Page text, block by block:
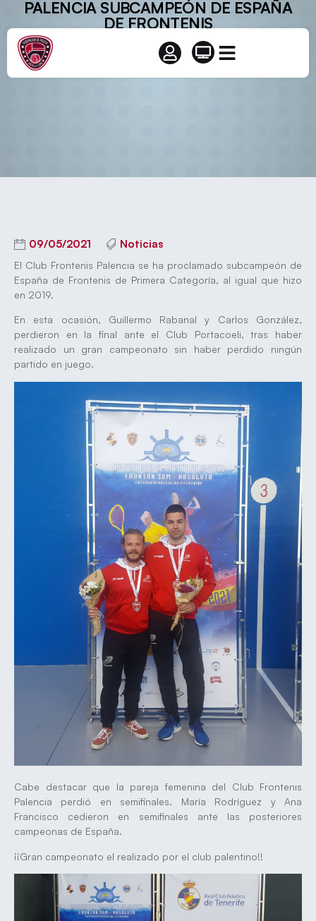
PALENCIA SUBCAMPEÓN DE ESPAÑA
DE FRONTENIS
09/05/2021 Noticias
El Club Frontenis Palencia se ha proclamado subcampeón de
España de Frontenis de Primera Categoría, al igual que hizo
en 2019.
En esta ocasión, Guillermo Rabanal y Carlos González,
perdieron en la final ante el Club Portacoeli, tras haber
realizado un gran campeonato sin haber perdido ningún
partido en juego.
Cabe destacar que la pareja femenina del Club Frontenis
Palencia perdió en semifinales. María Rodríguez y Ana
Francisco cedieron en semifinales ante las posteriores
campeonas de España.
¡¡Gran campeonato el realizado por el club palentino!!